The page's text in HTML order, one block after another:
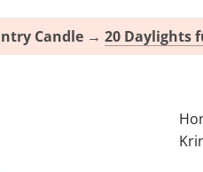
Candle → 20 Daylights